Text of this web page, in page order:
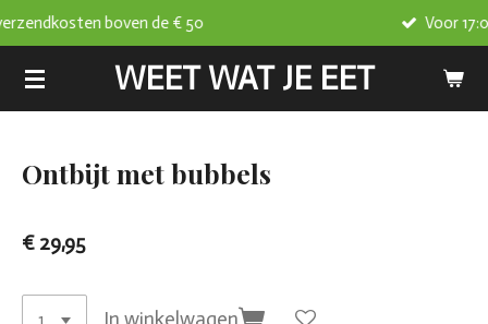
Ga
naar
de
WEET WAT JE EET
de € 50 Voor 17:00 besteld,
Ontbijt met bubbels
€ 29,95